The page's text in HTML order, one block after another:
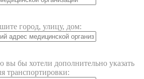
город, улицу, дом:
бы хотели дополнительно указать
транспортировки: